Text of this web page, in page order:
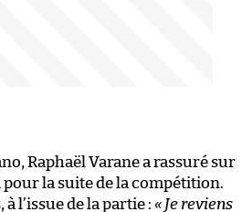
Raphaël Varane a rassuré sur
la suite de la compétition.
l’issue de la partie : « Je reviens